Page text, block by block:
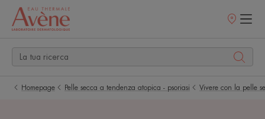
Punti
Homepage Pelle secca a tendenza atopica - psoriasi Vivere con la pelle